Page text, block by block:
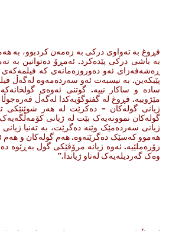
فڕوغ بە تەواوی درکی بە زەمەن کردبوو، بە
بە باشی درکی پێدەکرد. ئەمڕۆ دەتوانین بە
ڕەشەفەزای ئەو دەوروزەمانەی کە
پێبکەین. بە نیسبەت ئەو سەردەمەوە لەگەڵ
سادە و ساکار نییە. گوتنی ئەوەی
مێژوییە. فڕوغ لە گفتوگۆیەکدا لەگەڵ
ژیانی گولەکان – دەکرێت لە هەر
گولەکان نموونەیەک بێت لە ژیانی
ژیانی سەردەمێک وێنە دەگرێت، بە تەنیا ژیانی
هەموو کەسێک دەگرێتەوە. هەم گولەکان و هەم
زۆرەملێیە. ئەوە ژیانە مرۆڤێکی گول بەڕێوە
وەک گەردیلەیەک لەناو ژیاندا.”